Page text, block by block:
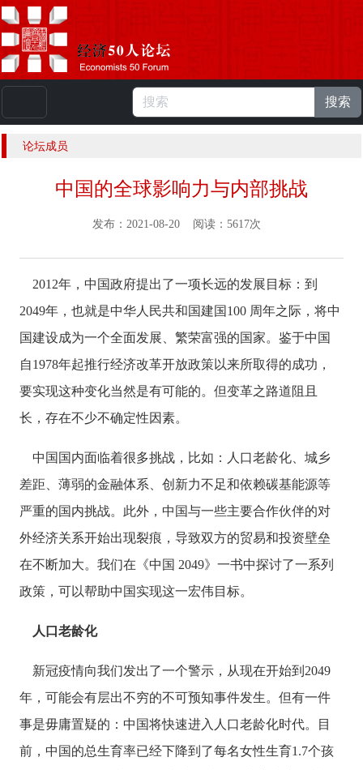
人 |English
搜索
论坛成员
中国的全球影响力与内部挑战
发布：2021-08-20 阅读：5617次
2012年，中国政府提出了一项长远的发展目标：到
2049年，也就是中华人民共和国建国100 周年之际，将中
国建设成为一个全面发展、繁荣富强的国家。鉴于中国
自1978年起推行经济改革开放政策以来所取得的成功，
要实现这种变化当然是有可能的。但变革之路道阻且
长，存在不少不确定性因素。
中国国内面临着很多挑战，比如：人口老龄化、城乡
差距、薄弱的金融体系、创新力不足和依赖碳基能源等
严重的国内挑战。此外，中国与一些主要合作伙伴的对
外经济关系开始出现裂痕，导致双方的贸易和投资壁垒
在不断加大。我们在《中国 2049》一书中探讨了一系列
政策，可以帮助中国实现这一宏伟目标。
人口老龄化
新冠疫情向我们发出了一个警示，从现在开始到 2049
年，可能会有层出不穷的不可预知事件发生。但有一件
事是毋庸置疑的：中国将快速进入人口老龄化时代。目
前，中国的总生育率已经下降到了每名女性生育1.7个孩